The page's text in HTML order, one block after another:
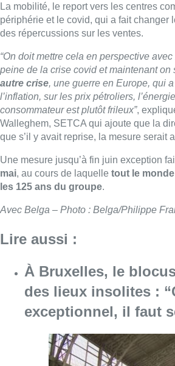
mai, au cours de laquelle tout le monde
les 125 ans du groupe.
Lire aussi :
À Bruxelles, le blocus
des lieux insolites :
exceptionnel, il faut